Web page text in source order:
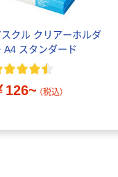
スクル クリアーホルダ
A4 スタンダード
126~ （税込）